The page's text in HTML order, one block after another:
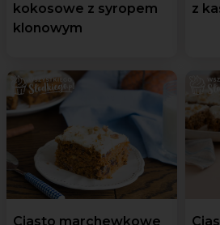
kokosowe z syropem
klonowym
z
Ciasto marchewkowe